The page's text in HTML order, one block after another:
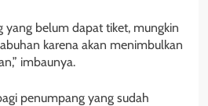
yang belum dapat tiket, mungkin
karena akan menimbulkan
imbaunya.
penumpang yang sudah